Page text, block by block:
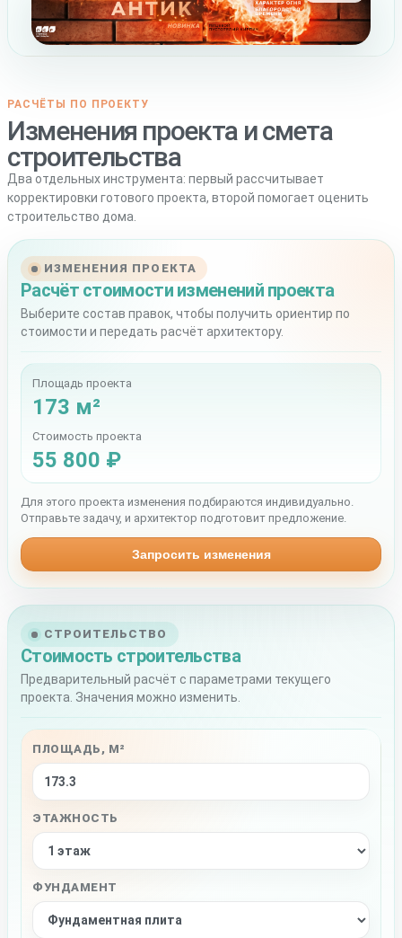
РАСЧЁТЫ ПО ПРОЕКТУ
Изменения проекта и смета
строительства
Два отдельных инструмента: первый рассчитывает
корректировки готового проекта, второй помогает оценить
строительство дома.
СТРОИТЕЛЬСТВО
Стоимость строительства
Предварительный расчёт с параметрами текущего
проекта. Значения можно изменить.
ПЛОЩАДЬ, М²
ЭТАЖНОСТЬ
ФУНДАМЕНТ
ИЗМЕНЕНИЯ ПРОЕКТА
Расчёт стоимости изменений проекта
Выберите состав правок, чтобы получить ориентир по
стоимости и передать расчёт архитектору.
Площадь проекта
173 м²
Стоимость проекта
55 800 ₽
Для этого проекта изменения подбираются индивидуально.
Отправьте задачу, и архитектор подготовит предложение.
Запросить изменения